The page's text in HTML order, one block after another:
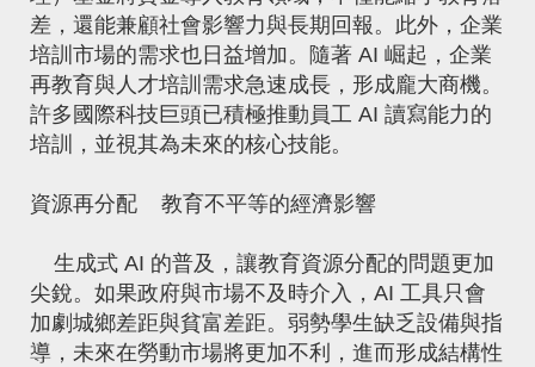
差，還能兼顧社會影響力與長期回報。此外，企業
培訓市場的需求也日益增加。隨著 AI 崛起，企業
再教育與人才培訓需求急速成長，形成龐大商機。
許多國際科技巨頭已積極推動員工 AI 讀寫能力的
培訓，並視其為未來的核心技能。
資源再分配 教育不平等的經濟影響
生成式 AI 的普及，讓教育資源分配的問題更加
尖銳。如果政府與市場不及時介入，AI 工具只會
加劇城鄉差距與貧富差距。弱勢學生缺乏設備與指
導，未來在勞動市場將更加不利，進而形成結構性